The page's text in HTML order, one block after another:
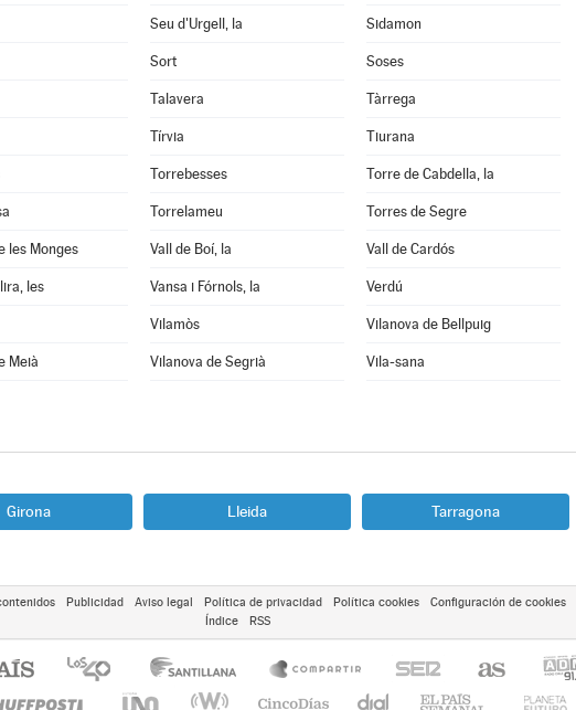
Seu d'Urgell, la Sidamon
Sort Soses
Talavera Tàrrega
Tírvia Tiurana
Torrebesses Torre de Cabdella, la
Torrelameu Torres de Segre
les Monges Vall de Boí, la Vall de Cardós
les Vansa i Fórnols, la Verdú
Vilamòs Vilanova de Bellpuig
Meià Vilanova de Segrià Vila-sana
Girona Lleida Tarragona
Publicidad Aviso legal Política de privacidad Política cookies Configuración de cookies
Índice
RSS